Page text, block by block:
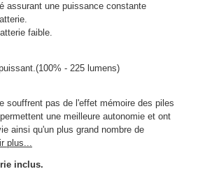
assurant une puissance constante
faible.
- 225 lumens)
souffrent pas de l'effet mémoire des piles
une meilleure autonomie et ont
ainsi qu'un plus grand nombre de
plus...
inclus.